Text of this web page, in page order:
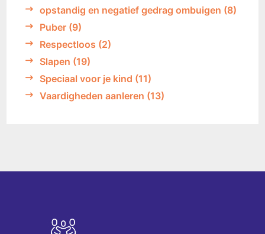
opstandig en negatief gedrag ombuigen (8)
Puber (9)
Respectloos (2)
Slapen (19)
Speciaal voor je kind (11)
Vaardigheden aanleren (13)